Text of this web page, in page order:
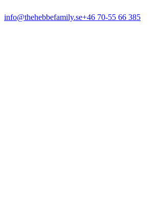
info@thehebbefamily.se+46 70-55 66 385